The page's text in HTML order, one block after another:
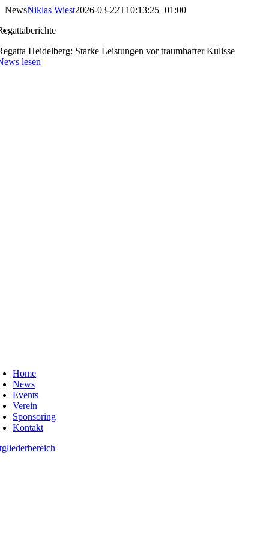
Skip
content
Home
News
Events
Verein
Sponsoring
Kontakt
NewsNiklas Wiest2026-03-22T10:13:25+01:00
Heidelberg: Starke Leistungen vor traumhafter Kulisse
lesen